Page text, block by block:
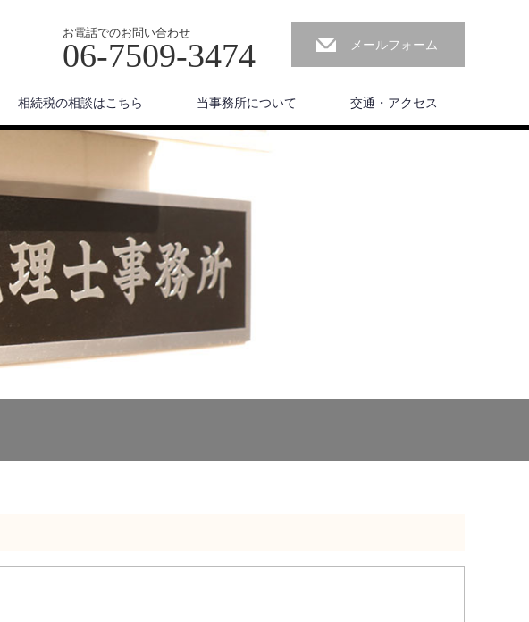
お電話でのお問い合わせ
06-7509-3474 メールフォーム
相続税の相談はこちら 当事務所について 交通・アクセス